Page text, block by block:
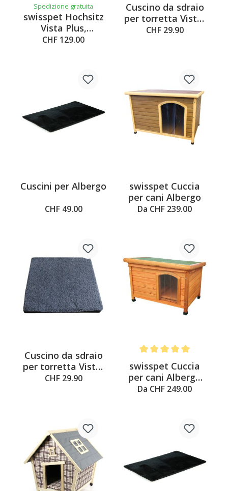
Spedizione gratuita
swisspet Hochsitz
Vista Plus,
77x57x73 cm,
CHF 129.00
Cuscino da sdraio
per torretta Vista,
45x44x4 cm, beige
CHF 29.90
Cuscini per Albergo
CHF 49.00
swisspet Cuccia
per cani Albergo
Da CHF 239.00
Cuscino da sdraio
per torretta Vista,
45x44x4 cm, grigio-
CHF 29.90
Average rating of 5 out of
swisspet Cuccia
per cani Albergo
con accessori
Da CHF 249.00